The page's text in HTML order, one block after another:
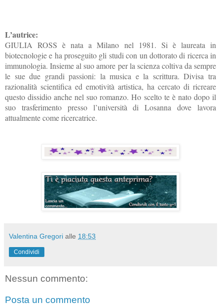
L’autrice:
GIULIA ROSS è nata a Milano nel 1981. Si è laureata in
biotecnologie e ha proseguito gli studi con un dottorato di ricerca in
immunologia. Insieme al suo amore per la scienza coltiva da sempre
le sue due grandi passioni: la musica e la scrittura. Divisa tra
razionalità scientifica ed emotività artistica, ha cercato di ricreare
questo dissidio anche nel suo romanzo. Ho scelto te è nato dopo il
suo trasferimento presso l’università di Losanna dove lavora
attualmente come ricercatrice.
Valentina Gregori alle 18:53
Condividi
Nessun commento:
Posta un commento